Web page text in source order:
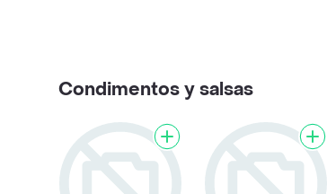
Condimentos y salsas